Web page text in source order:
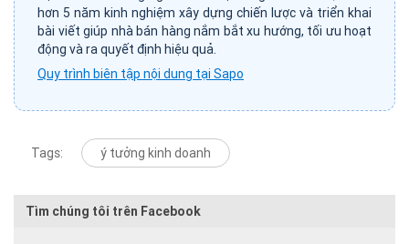
hơn 5 năm kinh nghiệm xây dựng chiến lược và triển khai
bài viết giúp nhà bán hàng nắm bắt xu hướng, tối ưu hoạt
động và ra quyết định hiệu quả.
Quy trình biên tập nội dung tại Sapo
Tags: ý tưởng kinh doanh
Tìm chúng tôi trên Facebook